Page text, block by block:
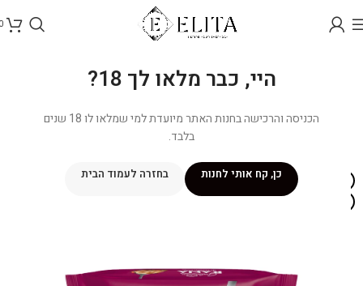
היי, כבר מלאו לך 18?
הכניסה והרכישה בחנות האתר מיועדת למי שמלאו לו 18 שנים
בלבד.
כן, קח אותי לחנות בחזרה לעמוד הבית